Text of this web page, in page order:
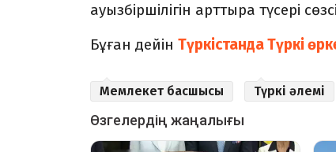
ауызбіршілігін арттыра түсері
Бұған дейін Түркістанда Түркі
Мемлекет басшысы Түркі әлемі